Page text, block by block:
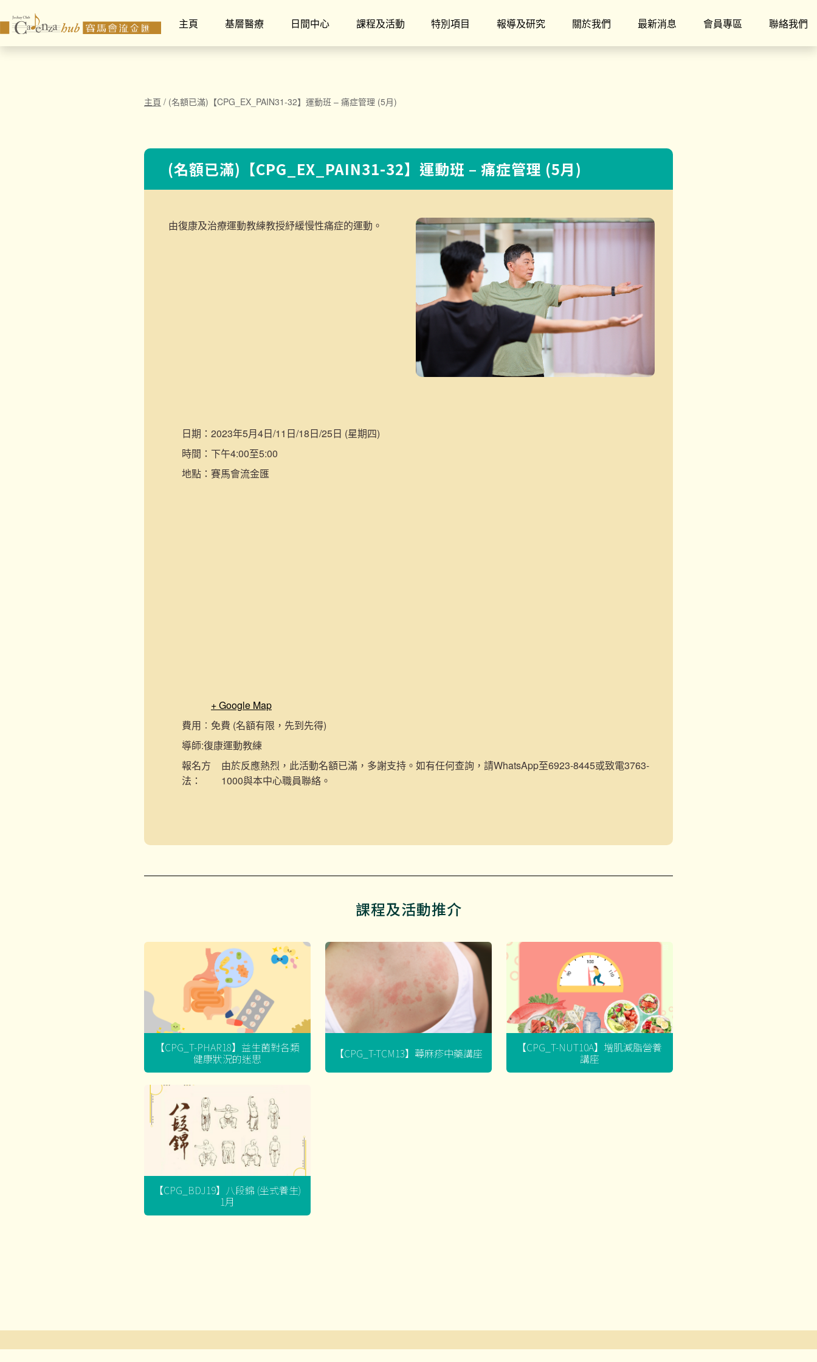
主頁 基層醫療 日間中心 課程及活動 特別項目 報導及研究 關於我們 最新消息 會員專區 聯絡我們
主頁 / (名額已滿)【CPG_EX_PAIN31-32】運動班 – 痛症管理 (5月)
(名額已滿)【CPG_EX_PAIN31-32】運動班 – 痛症管理 (5月)
由復康及治療運動教練教授紓緩慢性痛症的運動。
日期： 2023年5月4日/11日/18日/25日 (星期四)
時間： 下午4:00至5:00
地點： 賽馬會流金匯
+ Google Map
費用︰ 免費 (名額有限，先到先得)
導師:復康運動教練
報名方
法：
由於反應熱烈，此活動名額已滿，多謝支持。如有任何查詢，請WhatsApp至6923-8445或致電3763-
1000與本中心職員聯絡。
課程及活動推介
【CPG_T-PHAR18】益生菌對各類
健康狀況的迷思 【CPG_T-TCM13】蕁麻疹中藥講座 【CPG_T-NUT10A】增肌減脂營養
講座
【CPG_BDJ19】八段錦 (坐式養生)
1月